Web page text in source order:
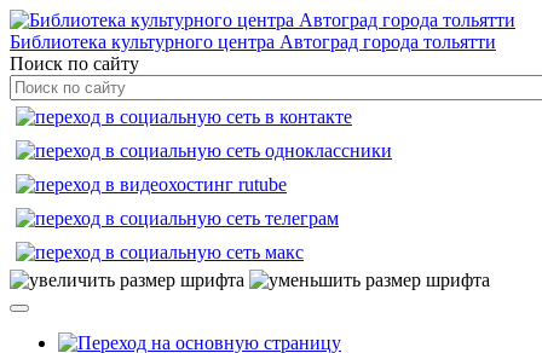
Библиотека культурного центра Автоград города тольятти
Поиск по сайту